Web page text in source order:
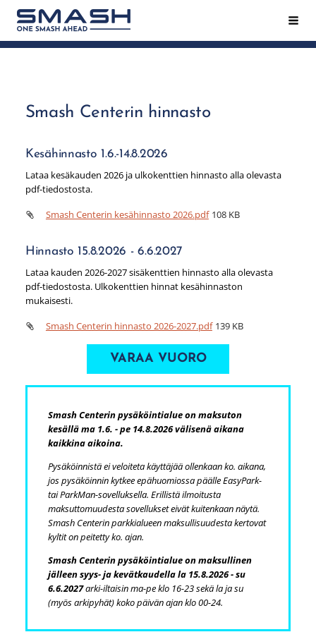
Siirry
sivun
sisältöön
Smash ry - Suomen suurin mailapeliseura
Smash Centerin hinnasto
Kesähinnasto 1.6.-14.8.2026
Lataa kesäkauden 2026 ja ulkokenttien hinnasto alla olevasta
pdf-tiedostosta.
Smash Centerin kesähinnasto 2026.pdf 108 KB
Hinnasto 15.8.2026 - 6.6.2027
Lataa kauden 2026-2027 sisäkenttien hinnasto alla olevasta
pdf-tiedostosta. Ulkokenttien hinnat kesähinnaston
mukaisesti.
Smash Centerin hinnasto 2026-2027.pdf 139 KB
VARAA VUORO
Smash Centerin pysäköintialue on maksuton
kesällä ma 1.6. - pe 14.8.2026 välisenä aikana
kaikkina aikoina.
Pysäköinnistä ei veloiteta käyttäjää ollenkaan ko. aikana,
jos pysäköinnin kytkee epähuomiossa päälle EasyPark-
tai ParkMan-sovelluksella. Erillistä ilmoitusta
maksuttomuudesta sovellukset eivät kuitenkaan näytä.
Smash Centerin parkkialueen maksullisuudesta kertovat
kyltit on peitetty ko. ajan.
Smash Centerin pysäköintialue on maksullinen
jälleen syys- ja kevätkaudella la 15.8.2026 - su
6.6.2027arki-iltaisin ma-pe klo 16-23 sekä la ja su
(myös arkipyhät) koko päivän ajan klo 00-24.